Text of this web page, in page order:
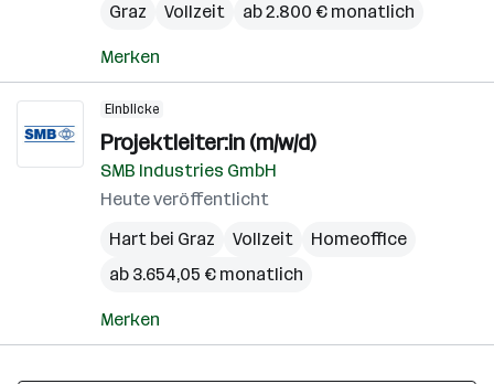
Graz
Vollzeit ab 2.800 € monatlich
Merken
Einblicke
Projektleiter:in (m/w/d)
SMB Industries GmbH
Heute veröffentlicht
Hart bei Graz
Vollzeit
Homeoffice
ab 3.654,05 € monatlich
Merken